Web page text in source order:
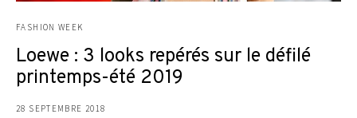
FASHION WEEK
Loewe : 3 looks repérés sur le défilé
printemps-été 2019
28 SEPTEMBRE 2018